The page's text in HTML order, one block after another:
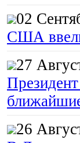
02
США
27
26